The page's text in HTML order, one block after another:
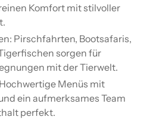
Komfort mit stilvoller
Pirschfahrten, Bootsafaris,
sorgen für
mit der Tierwelt.
Menüs mit
ein aufmerksames Team
perfekt.